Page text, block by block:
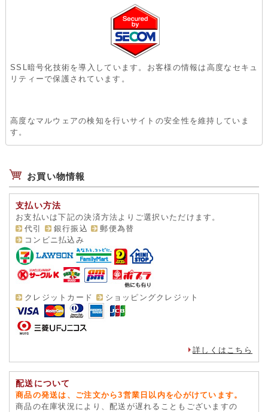
SSL暗号化技術を導入しています。お客様の情報は高度なセキュ
リティーで保護されています。
高度なマルウェアの検知を行いサイトの安全性を維持していま
す。
お買い物情報
支払い方法
お支払いは下記の決済方法よりご選択いただけます。
代引
銀行振込
郵便為替
コンビニ払込み
クレジットカード ショッピングクレジット
詳しくはこちら
配送について
商品の発送は、ご注文から3営業日以内を心がけています。
商品の在庫状況により、配送が遅れることもございますの